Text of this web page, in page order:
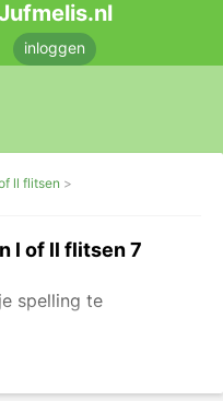
inloggen
ll flitsen
l of ll flitsen 7
spelling te